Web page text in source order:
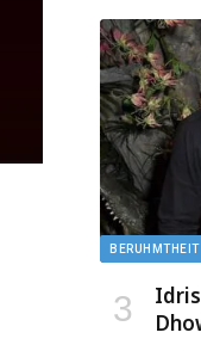
BERUHMTHEIT